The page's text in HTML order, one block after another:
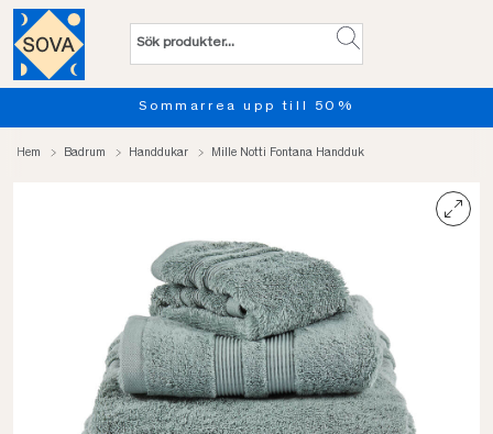
Sommarrea upp till 50%
Hem Badrum Handdukar Mille Notti Fontana Handduk